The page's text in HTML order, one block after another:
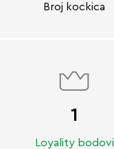
Broj kockica
1
Loyality bodovi